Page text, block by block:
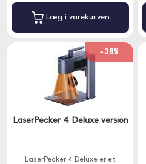
Læg i varekurven
-38%
LaserPecker 4 Deluxe version
LaserPecker 4 Deluxe er et